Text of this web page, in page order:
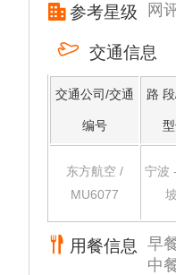
参考星级
网
交通信息
交通公司/交通
编号
路
东方航空 /
MU6077
宁波
用餐信息
早
中